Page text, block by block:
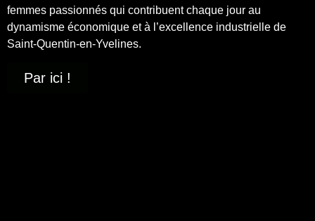
femmes passionnés qui contribuent chaque jour au
dynamisme économique et à l’excellence industrielle de
Saint-Quentin-en-Yvelines.
Par ici !